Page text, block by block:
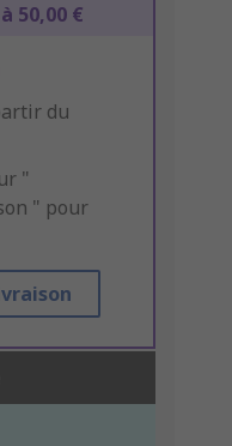
50,00 €
du
"
" pour